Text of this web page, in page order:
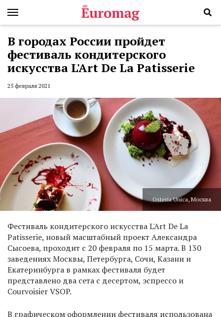
В городах России пройдет
фестиваль кондитерского
искусства L'Art De La Patisserie
25 февраля 2021
Osteria Unica, Москва
Фестиваль кондитерского искусства L'Art De La
Patisserie, новый масштабный проект Александра
Сысоева, проходит с 20 февраля по 15 марта. В 130
заведениях Москвы, Петербурга, Сочи, Казани и
Екатеринбурга в рамках фестиваля будет
представлено два сета с десертом, эспрессо и
Courvoisier VSOP.
В графическом оформлении фестиваля использована